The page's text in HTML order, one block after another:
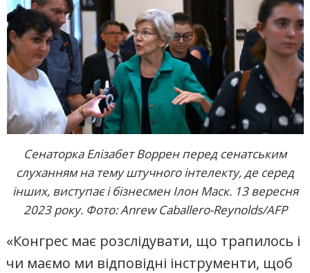
Сенаторка Елізабет Воррен перед сенатським
слуханням на тему штучного інтелекту, де серед
інших, виступає і бізнесмен Ілон Маск. 13 вересня
2023 року. Фото: Anrew Caballero-Reynolds/AFP
«Конгрес має розслідувати, що трапилось і
чи маємо ми відповідні інструменти, щоб